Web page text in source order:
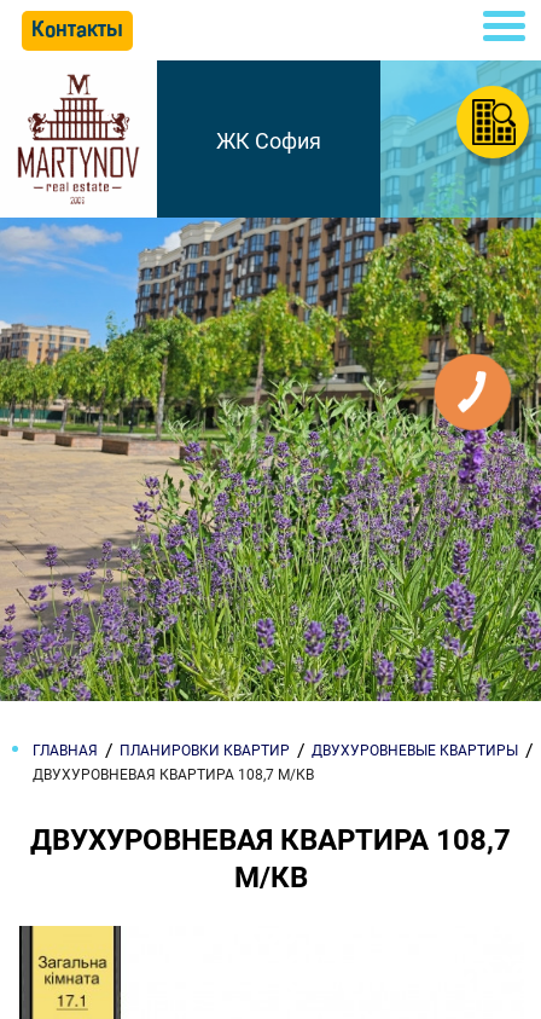
Контакты
ЖК София
ГЛАВНАЯ ПЛАНИРОВКИ КВАРТИР
ДВУХУРОВНЕВЫЕ КВАРТИРЫ
ДВУХУРОВНЕВАЯ КВАРТИРА 108,7 М/КВ
ДВУХУРОВНЕВАЯ КВАРТИРА 108,7
М/КВ